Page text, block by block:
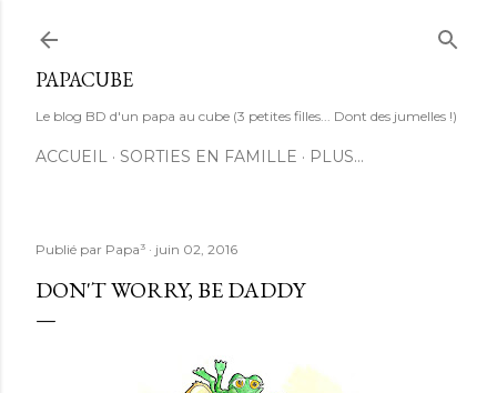
PAPACUBE
Le blog BD d'un papa au cube (3 petites filles... Dont des jumelles !)
ACCUEIL SORTIES EN FAMILLE PLUS…
Publié par Papa³ juin 02, 2016
DON'T WORRY, BE DADDY